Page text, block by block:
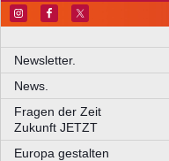
Newsletter.
News.
Fragen der Zeit
Zukunft JETZT
Europa gestalten